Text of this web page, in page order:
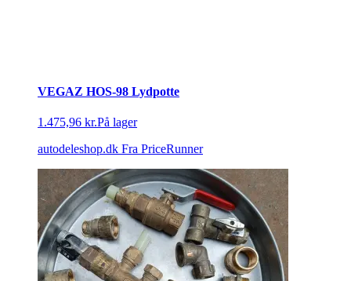
VEGAZ HOS-98 Lydpotte
1.475,96 kr.På lager
autodeleshop.dk Fra PriceRunner